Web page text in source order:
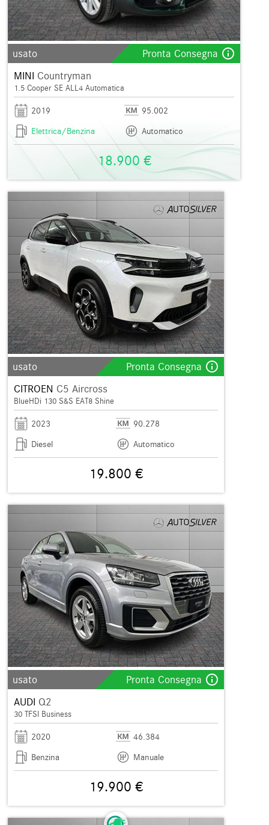
usato Pronta Consegna info_outline
MINI Countryman
1.5 Cooper SE ALL4 Automatica
2019
95.002
Elettrica/Benzina
Automatico
18.900 €
usato Pronta Consegna info_outline
CITROEN C5 Aircross
BlueHDi 130 S&S EAT8 Shine
2023
90.278
Diesel
Automatico
19.800 €
usato Pronta Consegna info_outline
AUDI Q2
30 TFSI Business
2020
46.384
Benzina
Manuale
19.900 €